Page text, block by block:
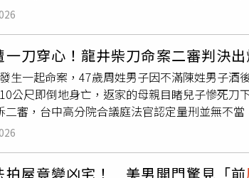
充足下，確實具有投資效益；但若成為強制安
板，但並非每一戶的日照條件都一致，例如剛
支應設備維護成本的情況。內政部的效益分析
，私人住宅不像商辦產權單純、有足夠財力，
合成本效益的政策。新建住宅若也要加入「種
的誘捕籠，希望透過食物誘引方式，讓獼猴自
出現主動攻擊行為，但仍屬具有野性的動物，
應保持安全距離，並立即通報農業局，由專業
樓上大門與牆壁噴上欠錢等大字，同時對其門
鎖定樓下郭姓房東涉嫌重大，其甚至在監視器
已涉及刑法毀損罪責，警方對於蓄意破壞公共
一刀穿心！龍井柴刀命案二審判決
生一起命案，47歲周姓男子因不滿陳姓男子
公尺即倒地身亡，返家的母親目睹兒子慘死
二審，台中高分院合議庭法官認定量刑並無不
年3月20日晚間，周男前往龍井區遊園南路友人
男多次勸離未果，情緒失控，返回屋內拿出柴
臟，造成致命傷勢，隨後還補踹一腳才返回屋內
拍屋竟變凶宅！ 美男開門驚見「前